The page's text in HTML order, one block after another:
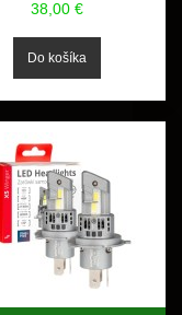
38,00 €